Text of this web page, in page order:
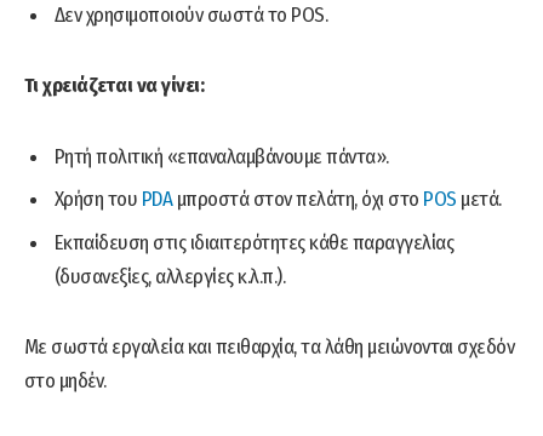
Δεν χρησιμοποιούν σωστά το POS.
Τι χρειάζεται να γίνει:
Ρητή πολιτική «επαναλαμβάνουμε πάντα».
Χρήση του PDAμπροστά στον πελάτη, όχι στο POS μετά.
Εκπαίδευση στις ιδιαιτερότητες κάθε παραγγελίας
(δυσανεξίες, αλλεργίες κ.λ.π.).
Με σωστά εργαλεία και πειθαρχία, τα λάθη μειώνονται σχεδόν
στο μηδέν.